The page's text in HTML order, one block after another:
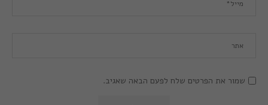
שמור את הפרטים שלח לפעם הבאה שאגיב.